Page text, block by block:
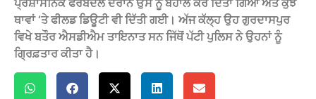
ਪ੍ਰਸ਼ਾਸਨਿਕ ਫੇਰਬਦਲ ਦੌਰਾਨ ਉਸ ਨੂੰ ਬਹਾਲ ਕਰ ਦਿੱਤਾ ਗਿਆ ਅਤੇ ਕੁਝ
ਥਾਵਾਂ ‘ਤੇ ਫੀਲਡ ਡਿਊਟੀ ਵੀ ਦਿੱਤੀ ਗਈ। ਅੱਜ ਕੱਲ੍ਹ ਉਹ ਗੁਰਦਾਸਪੁਰ
ਵਿਖੇ ਬਤੌਰ ਐਸਡੀਐਮ ਤਾਇਨਾਤ ਸਨ ਜਿੱਥੋਂ ਪੱਟੀ ਪੁਲਿਸ ਨੇ ਉਹਨਾਂ ਨੂੰ
ਗ੍ਰਿਫ਼ਤਾਰ ਕੀਤਾ ਹੈ।